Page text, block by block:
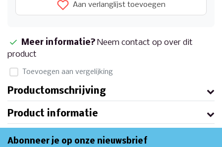
Aan verlanglijst toevoegen
Meer informatie? Neem contact op over dit
product
Toevoegen aan vergelijking
Productomschrijving
Product informatie
Abonneer je op onze nieuwsbrief